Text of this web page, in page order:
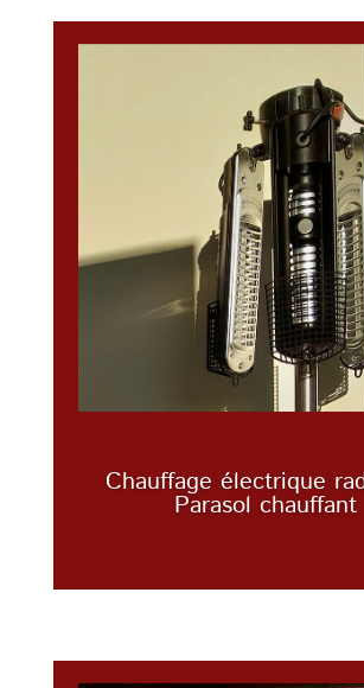
Chauffage électrique
Parasol chauffant